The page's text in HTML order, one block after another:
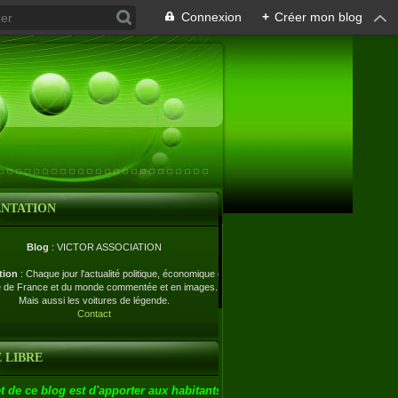
Connexion + Créer mon blog
Blog : VICTOR ASSOCIATION
: Chaque jour l'actualité politique, économique et
de France et du monde commentée et en images.
Mais aussi les voitures de légende.
Contact
LIBRE
de ce blog est d'apporter aux habitants